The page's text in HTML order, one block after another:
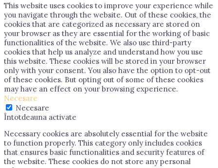
This website uses cookies to improve your experience while
you navigate through the website. Out of these cookies, the
cookies that are categorized as necessary are stored on
your browser as they are essential for the working of basic
functionalities of the website. We also use third-party
cookies that help us analyze and understand how you use
this website. These cookies will be stored in your browser
only with your consent. You also have the option to opt-out
of these cookies. But opting out of some of these cookies
may have an effect on your browsing experience.
Necesare
Necesare
Întotdeauna activate
Necessary cookies are absolutely essential for the website
to function properly. This category only includes cookies
that ensures basic functionalities and security features of
the website. These cookies do not store any personal